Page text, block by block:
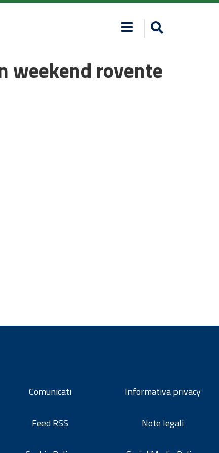
weekend rovente
Comunicati
Feed RSS
Informativa privacy
Note legali